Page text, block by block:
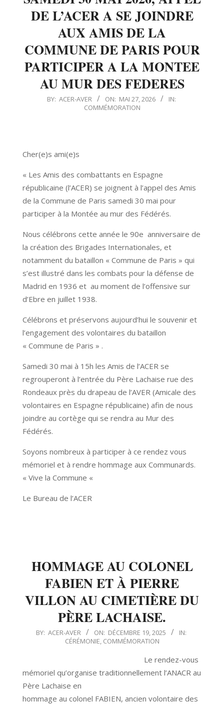
DE L’ACER A SE JOINDRE
AUX AMIS DE LA
COMMUNE DE PARIS POUR
PARTICIPER A LA MONTEE
AU MUR DES FEDERES
BY: ACER-AVER ON: MAI 27, 2026
IN:
COMMÉMORATION
Cher(e)s ami(e)s
« Les Amis des combattants en Espagne
républicaine (l’ACER) se joignent à l’appel des Amis
de la Commune de Paris samedi 30 mai pour
participer à la Montée au mur des Fédérés.
Nous célébrons cette année le 90e anniversaire de
la création des Brigades Internationales, et
notamment du bataillon « Commune de Paris » qui
s’est illustré dans les combats pour la défense de
Madrid en 1936 et au moment de l’offensive sur
d’Ebre en juillet 1938.
Célébrons et préservons aujourd’hui le souvenir et
l’engagement des volontaires du bataillon
« Commune de Paris » .
Samedi 30 mai à 15h les Amis de l’ACER se
regrouperont à l’entrée du Père Lachaise rue des
Rondeaux près du drapeau de l’AVER (Amicale des
volontaires en Espagne républicaine) afin de nous
joindre au cortège qui se rendra au Mur des
Fédérés.
Soyons nombreux à participer à ce rendez vous
mémoriel et à rendre hommage aux Communards.
« Vive la Commune «
Le Bureau de l’ACER
HOMMAGE AU COLONEL
FABIEN ET À PIERRE
VILLON AU CIMETIÈRE DU
PÈRE LACHAISE.
2025-
BY: ACER-AVER ON: DÉCEMBRE 19, 2025
IN:
CÉRÉMONIE, COMMÉMORATION
Le rendez-vous
mémoriel qu’organise traditionnellement l’ANACR au
Père Lachaise en
hommage au colonel FABIEN, ancien volontaire des